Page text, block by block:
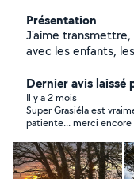
Présentation
J'aime
avec les enfants,
énergie au service de vos
contacter, ce sera
main !
Dernier avis laissé
Il y a 2 mois
Super Grasiéla est
patiente... merci